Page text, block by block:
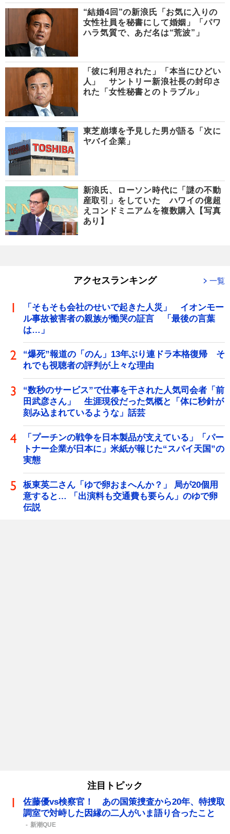
“結婚4回”の新浪氏「お気に入りの
女性社員を秘書にして婚姻」「パワ
ハラ気質で、あだ名は“荒波”」
「彼に利用された」「本当にひどい
人」 サントリー新浪社長の封印さ
れた「女性秘書とのトラブル」
東芝崩壊を予見した男が語る「次に
ヤバイ企業」
新浪氏、ローソン時代に「謎の不動
産取引」をしていた ハワイの億超
えコンドミニアムを複数購入【写真
あり】
アクセスランキング 一覧
「そもそも会社のせいで起きた人災」 イオンモー
ル事故被害者の親族が慟哭の証言 「最後の言葉
は…」
“爆死”報道の「のん」13年ぶり連ドラ本格復帰 そ
れでも視聴者の評判が上々な理由
“数秒のサービス”で仕事を干された人気司会者「前
田武彦さん」 生涯現役だった気概と「体に秒針が
刻み込まれているような」話芸
「プーチンの戦争を日本製品が支えている」「パー
トナー企業が日本に」米紙が報じた“スパイ天国”の
実態
板東英二さん「ゆで卵おまへんか？」 局が20個用
意すると… 「出演料も交通費も要らん」のゆで卵
伝説
注目トピック
佐藤優vs検察官！ あの国策捜査から20年、特捜取
調室で対峙した因縁の二人がいま語り合ったこと
新潮QUE